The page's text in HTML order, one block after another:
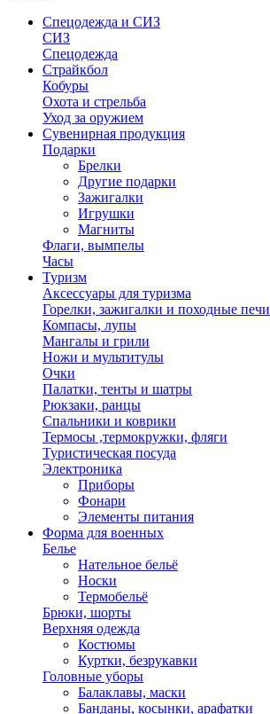
Спецодежда и СИЗ
СИЗ
Спецодежда
Страйкбол
Кобуры
Охота и стрельба
Уход за оружием
Сувенирная продукция
Подарки
Брелки
Другие подарки
Зажигалки
Игрушки
Магниты
Флаги, вымпелы
Часы
Туризм
Аксессуары для туризма
Горелки, зажигалки и походные печи
Компасы, лупы
Мангалы и грили
Ножи и мультитулы
Очки
Палатки, тенты и шатры
Рюкзаки, ранцы
Спальники и коврики
Термосы ,термокружки, фляги
Туристическая посуда
Электроника
Приборы
Фонари
Элементы питания
Форма для военных
Белье
Нательное бельё
Носки
Термобельё
Брюки, шорты
Верхняя одежда
Костюмы
Куртки, безрукавки
Головные уборы
Балаклавы, маски
Банданы, косынки, арафатки